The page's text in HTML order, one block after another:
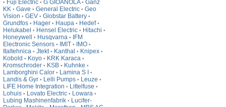
• Fuji Electric • G GIOANOLA • Ganz
KK • Gave • General Electric • Geo
Vision • GEV • Globstar Battery •
Grundfos • Hager • Haupa • Hedef •
Helukabel • Hensel Electric • Hitachi •
Honeywell • Husqvarna •
IFM
Electronic Sensors • IMIT • IMO •
Italtehnica • Jtekt • Kanthal • Knipex •
Kobold • Koyo • KRK Karaca •
Kromschroder • KSB • Kuhnke •
Lamborghini Calor • Lamina S I •
Landis & Gyr • Lelli Pumps • Leuze •
LIFE Home Integration • Littelfuse •
Lohuis • Lovato Electric • Lowara •
Lubing Mashinenfabrik • Lucifer-